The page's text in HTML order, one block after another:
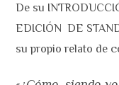
De su
EDICIÓN DE
su propio relato de